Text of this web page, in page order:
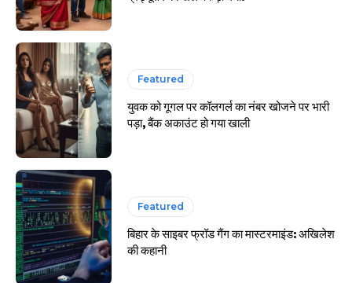
Featured
युवक को गूगल पर कॉलगर्ल का नंबर खोजने पर भारी
पड़ा, बैंक अकाउंट हो गया खाली
Featured
बिहार के साइबर फ्रॉड गैंग का मास्टरमाइंड: अखिलेश
की कहानी